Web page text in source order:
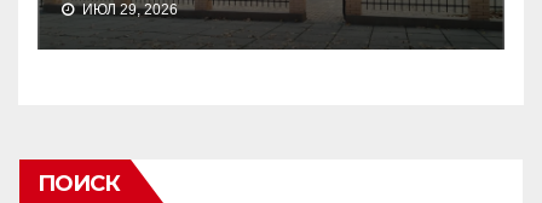
ИЮЛ 29, 2026
ПОИСК